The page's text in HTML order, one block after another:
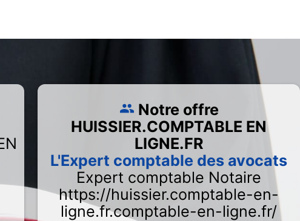
Notre offre
HUISSIER.COMPTABLE EN
LIGNE.FR
L'Expert comptable des avocats
Expert comptable Notaire
https://huissier.comptable-en-
ligne.fr.comptable-en-ligne.fr/